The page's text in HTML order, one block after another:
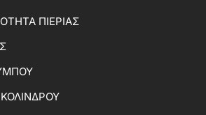
ΠΙΕΡΙΑΣ